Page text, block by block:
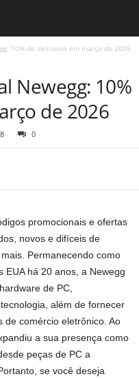
10% de desconto em março de 2026
Newegg: 10%
de 2026
0
promocionais e ofertas
novos e difíceis de
Permanecendo como
EUA há 20 anos, a Newegg
de PC,
além de fornecer
de comércio eletrônico. Ao
a sua presença como
peças de PC a
se você deseja